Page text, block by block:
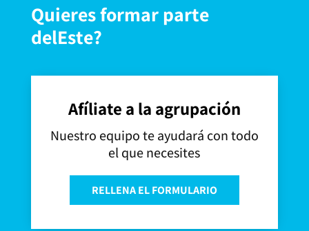
Quieres formar parte
delEste?
Afíliate a la agrupación
Nuestro equipo te ayudará con todo
el que necesites
RELLENA EL FORMULARIO